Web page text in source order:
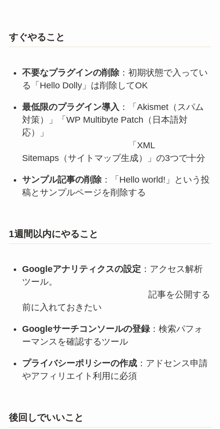
すぐやること
不要なプラグインの削除：初期状態で入ってい
る「Hello Dolly」は削除してOK
最低限のプラグイン導入 ：「Akismet（スパム
対策）」「WP Multibyte Patch（日本語対
応）」
「XML
Sitemaps（サイトマップ生成）」の3つで十分
サンプル記事の削除：「Hello world!」という投
稿とサンプルページを削除する
1週間以内にやること
Googleアナリティクスの設定 ：アクセス解析
ツール。
記事を公開する
前に入れておきたい
Googleサーチコンソールの登録：検索パフォ
ーマンスを確認するツール
プライバシーポリシーの作成：アドセンス申請
やアフィリエイト利用に必須
後回しでいいこと